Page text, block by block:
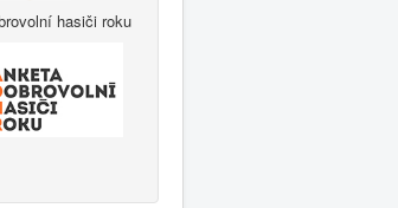
hasiči roku